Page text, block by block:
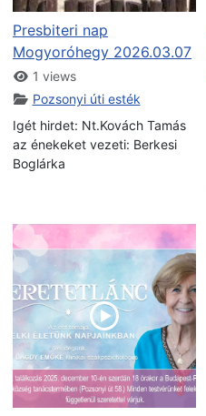
Presbiteri nap
Mogyoróhegy 2026.03.07
1 views
Pozsonyi úti esték
Igét hirdet: Nt.Kovách Tamás
az énekeket vezeti: Berkesi
Boglárka